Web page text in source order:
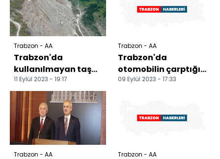
Trabzon - AA
Trabzon'da
kullanılmayan taş
ocağında çökme
meydana geldi
11 Eylül 2023 - 19:17
Trabzon - AA
Trabzon'da
otomobilin çarptığı
yaya öldü
09 Eylül 2023 - 17:33
Trabzon - AA Trabzon - AA